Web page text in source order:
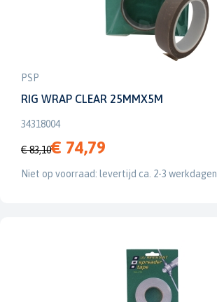
PSP
RIG WRAP CLEAR 25MMX5M
34318004
€ 83,10€ 74,79
Niet op voorraad: levertijd ca. 2-3 werkdagen